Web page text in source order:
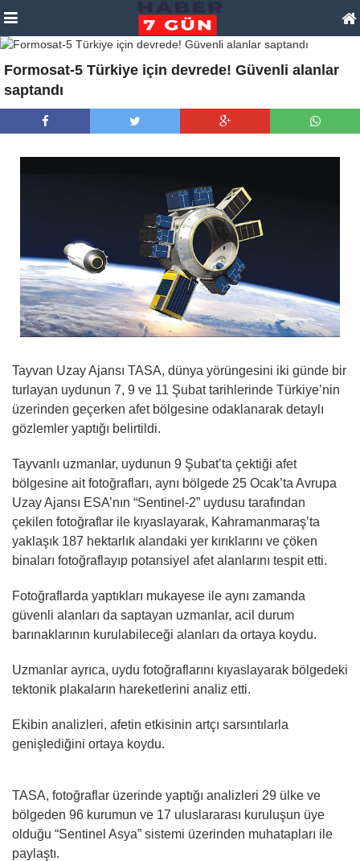
Formosat-5 Türkiye için devrede! Güvenli alanlar
saptandı
Tayvan Uzay Ajansı TASA, dünya yörüngesini iki günde bir
turlayan uydunun 7, 9 ve 11 Şubat tarihlerinde Türkiye’nin
üzerinden geçerken afet bölgesine odaklanarak detaylı
gözlemler yaptığı belirtildi.
Tayvanlı uzmanlar, uydunun 9 Şubat’ta çektiği afet
bölgesine ait fotoğrafları, aynı bölgede 25 Ocak’ta Avrupa
Uzay Ajansı ESA’nın “Sentinel-2” uydusu tarafından
çekilen fotoğraflar ile kıyaslayarak, Kahramanmaraş’ta
yaklaşık 187 hektarlık alandaki yer kırıklarını ve çöken
binaları fotoğraflayıp potansiyel afet alanlarını tespit etti.
Fotoğraflarda yaptıkları mukayese ile aynı zamanda
güvenli alanları da saptayan uzmanlar, acil durum
barınaklarının kurulabileceği alanları da ortaya koydu.
Uzmanlar ayrıca, uydu fotoğraflarını kıyaslayarak bölgedeki
tektonik plakaların hareketlerini analiz etti.
Ekibin analizleri, afetin etkisinin artçı sarsıntılarla
genişlediğini ortaya koydu.
TASA, fotoğraflar üzerinde yaptığı analizleri 29 ülke ve
bölgeden 96 kurumun ve 17 uluslararası kuruluşun üye
olduğu “Sentinel Asya” sistemi üzerinden muhatapları ile
paylaştı.